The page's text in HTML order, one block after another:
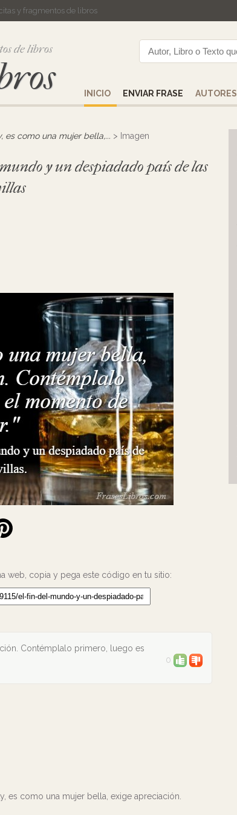
y fragmentos de libros
de libros
INICIO ENVIAR FRASE AUTORES
es como una mujer bella,... > Imagen
y un despiadado país de las
web, copia y pega este código en tu sitio:
Contémplalo primero, luego es
0
es como una mujer bella, exige apreciación.